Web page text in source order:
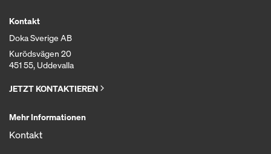
Kontakt
Doka Sverige AB
Kurödsvägen 20
451 55, Uddevalla
JETZT KONTAKTIEREN
Mehr Informationen
Kontakt